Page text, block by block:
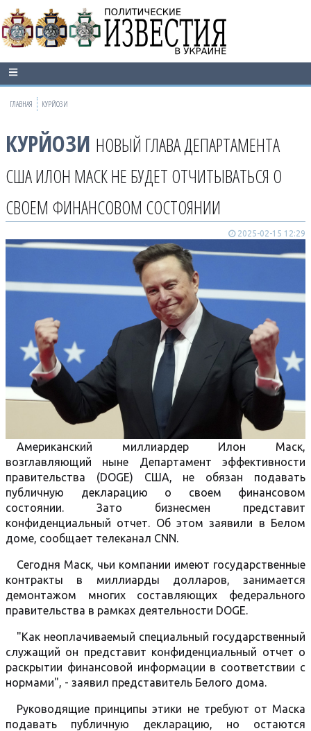
ГЛАВНАЯ КУРЙОЗИ
КУРЙОЗИ НОВЫЙ ГЛАВА ДЕПАРТАМЕНТА
США ИЛОН МАСК НЕ БУДЕТ ОТЧИТЫВАТЬСЯ О
СВОЕМ ФИНАНСОВОМ СОСТОЯНИИ
2025-02-15 12:29
Американский миллиардер Илон Маск,
возглавляющий ныне Департамент эффективности
правительства (DOGE) США, не обязан подавать
публичную декларацию о своем финансовом
состоянии. Зато бизнесмен представит
конфиденциальный отчет. Об этом заявили в Белом
доме, сообщает телеканал СNN.
Сегодня Маск, чьи компании имеют государственные
контракты в миллиарды долларов, занимается
демонтажом многих составляющих федерального
правительства в рамках деятельности DOGE.
"Как неоплачиваемый специальный государственный
служащий он представит конфиденциальный отчет о
раскрытии финансовой информации в соответствии с
нормами", - заявил представитель Белого дома.
Руководящие принципы этики не требуют от Маска
подавать публичную декларацию, но остаются